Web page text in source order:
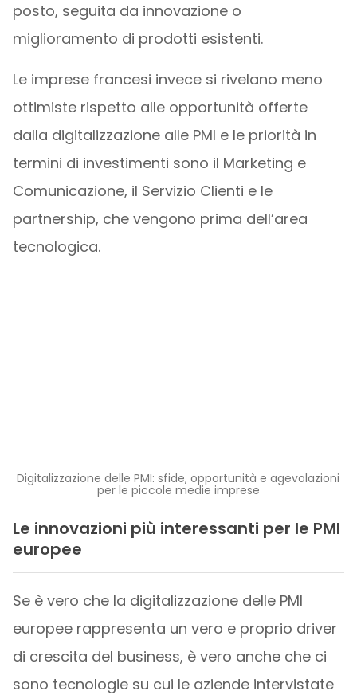
posto, seguita da innovazione o
miglioramento di prodotti esistenti.
Le imprese francesi invece si rivelano meno
ottimiste rispetto alle opportunità offerte
dalla digitalizzazione alle PMI e le priorità in
termini di investimenti sono il Marketing e
Comunicazione, il Servizio Clienti e le
partnership, che vengono prima dell’area
tecnologica.
Digitalizzazione delle PMI: sfide, opportunità e agevolazioni
per le piccole medie imprese
Le innovazioni più interessanti per le PMI
europee
Se è vero che la digitalizzazione delle PMI
europee rappresenta un vero e proprio driver
di crescita del business, è vero anche che ci
sono tecnologie su cui le aziende intervistate